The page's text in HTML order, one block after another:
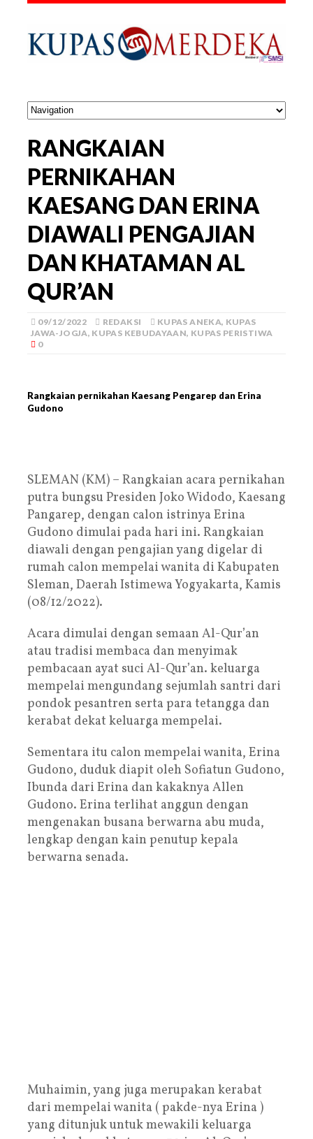
RANGKAIAN
PERNIKAHAN
KAESANG DAN ERINA
DIAWALI PENGAJIAN
DAN KHATAMAN AL
QUR’AN
09/12/2022 REDAKSI KUPAS ANEKA, KUPAS
JAWA-JOGJA, KUPAS KEBUDAYAAN, KUPAS PERISTIWA
0
Rangkaian pernikahan Kaesang Pengarep dan Erina
Gudono
SLEMAN (KM) – Rangkaian acara pernikahan
putra bungsu Presiden Joko Widodo, Kaesang
Pangarep, dengan calon istrinya Erina
Gudono dimulai pada hari ini. Rangkaian
diawali dengan pengajian yang digelar di
rumah calon mempelai wanita di Kabupaten
Sleman, Daerah Istimewa Yogyakarta, Kamis
(08/12/2022).
Acara dimulai dengan semaan Al-Qur’an
atau tradisi membaca dan menyimak
pembacaan ayat suci Al-Qur’an. keluarga
mempelai mengundang sejumlah santri dari
pondok pesantren serta para tetangga dan
kerabat dekat keluarga mempelai.
Sementara itu calon mempelai wanita, Erina
Gudono, duduk diapit oleh Sofiatun Gudono,
Ibunda dari Erina dan kakaknya Allen
Gudono. Erina terlihat anggun dengan
mengenakan busana berwarna abu muda,
lengkap dengan kain penutup kepala
berwarna senada.
Muhaimin, yang juga merupakan kerabat
dari mempelai wanita ( pakde-nya Erina )
yang ditunjuk untuk mewakili keluarga